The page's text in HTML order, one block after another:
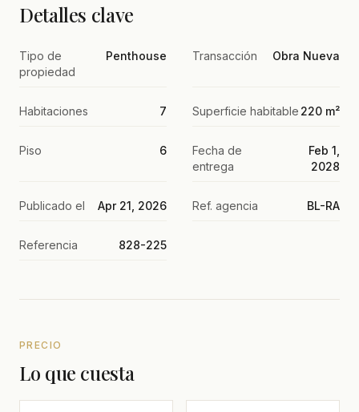
Detalles clave
Tipo de
propiedad
Penthouse Transacción Obra Nueva
Habitaciones 7 Superficie habitable 220 m²
Piso 6
Fecha de
entrega
Feb 1,
2028
Publicado el Apr 21, 2026 Ref. agencia BL-RA
Referencia 828-225
PRECIO
Lo que cuesta